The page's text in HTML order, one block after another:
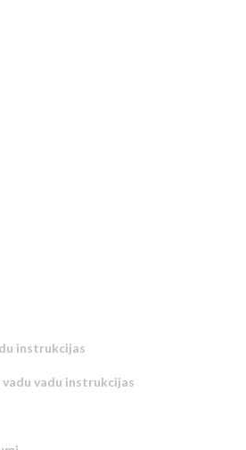
instrukcijas
vadu instrukcijas